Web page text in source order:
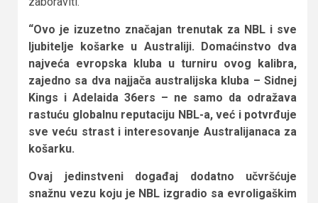
“Ovo je izuzetno značajan trenutak za NBL i sve
ljubitelje košarke u Australiji. Domaćinstvo dva
najveća evropska kluba u turniru ovog kalibra,
zajedno sa dva najjača australijska kluba – Sidnej
Kings i Adelaida 36ers – ne samo da odražava
rastuću globalnu reputaciju NBL-a, već i potvrđuje
sve veću strast i interesovanje Australijanaca za
košarku.
Ovaj jedinstveni događaj dodatno učvršćuje
snažnu vezu koju je NBL izgradio sa evroligaškim